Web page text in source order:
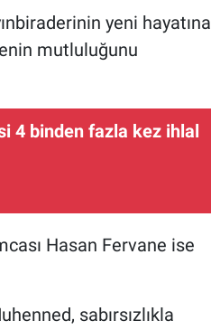
yeni hayatına
mutluluğunu
4 binden fazla kez ihlal
Hasan Fervane ise
sabırsızlıkla